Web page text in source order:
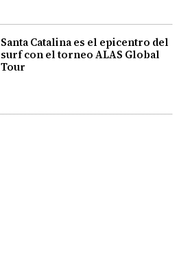
Santa Catalina es el epicentro del
surf con el torneo ALAS Global
Tour